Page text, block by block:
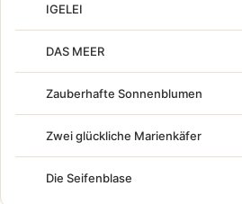
IGELEI
DAS MEER
Zauberhafte Sonnenblumen
Zwei glückliche Marienkäfer
Die Seifenblase